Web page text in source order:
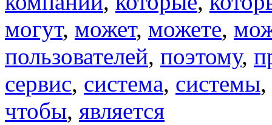
могут, может, можете,
пользователей, поэтому,
сервис, система, системы,
чтобы, является